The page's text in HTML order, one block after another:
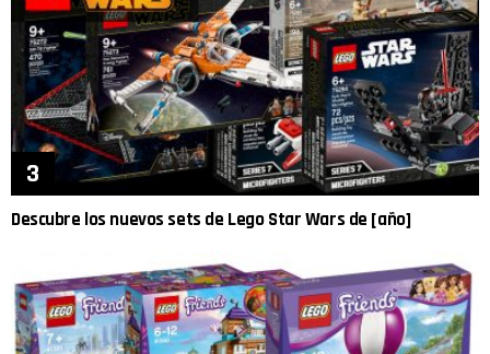
Descubre los nuevos sets de Lego Star Wars de [año]